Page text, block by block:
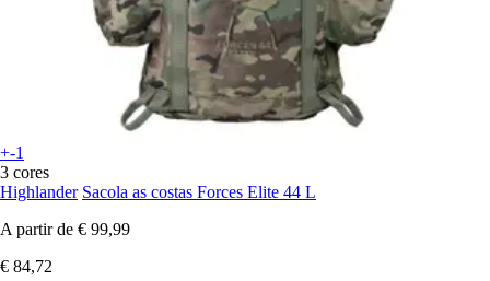
+-1
3 cores
Highlander Sacola as costas Forces Elite 44 L
A partir de € 99,99
€ 84,72